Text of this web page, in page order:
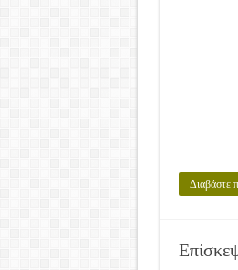
Διαβάστε